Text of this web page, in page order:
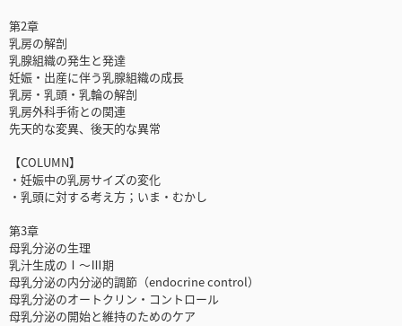
第2章
乳房の解剖
乳腺組織の発生と発達
妊娠・出産に伴う乳腺組織の成長
乳房・乳頭・乳輪の解剖
乳房外科手術との関連
先天的な変異、後天的な異常
【COLUMN】
・妊娠中の乳房サイズの変化
・乳頭に対する考え方；いま・むかし
第3章
母乳分泌の生理
乳汁生成のⅠ～Ⅲ期
母乳分泌の内分泌的調節（endocrine control）
母乳分泌のオートクリン・コントロール
母乳分泌の開始と維持のためのケア